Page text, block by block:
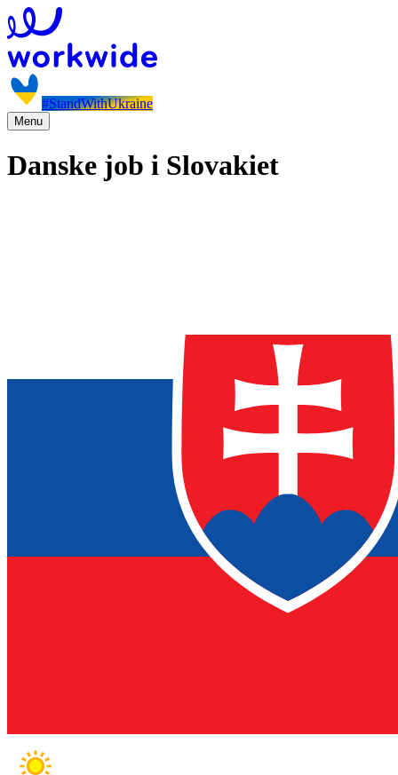
#StandWithUkraine
Menu
Danske job i Slovakiet